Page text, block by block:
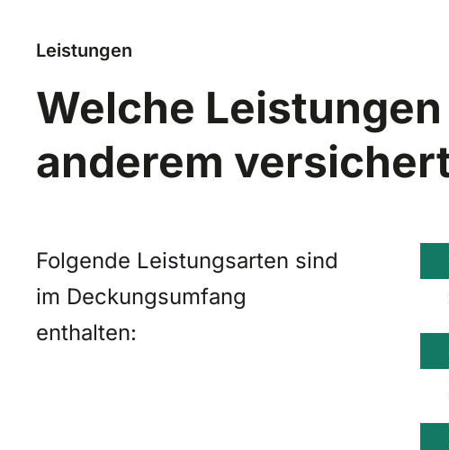
Leistungen
Welche
anderem
Folgende Leistungsarten sind
im Deckungsumfang
enthalten: